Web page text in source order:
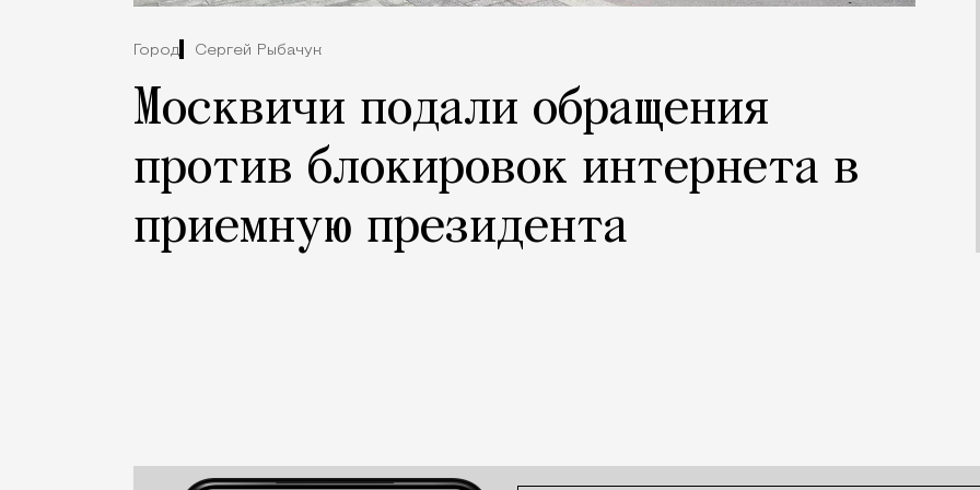
Город Сергей Рыбачук
Москвичи подали обращения
против блокировок интернета в
приемную президента